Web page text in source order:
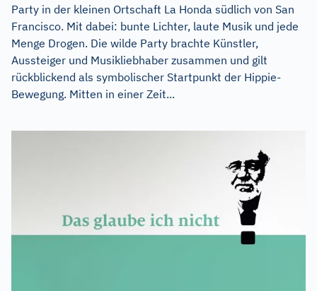
Party in der kleinen Ortschaft La Honda südlich von San
Francisco. Mit dabei: bunte Lichter, laute Musik und jede
Menge Drogen. Die wilde Party brachte Künstler,
Aussteiger und Musikliebhaber zusammen und gilt
rückblickend als symbolischer Startpunkt der Hippie-
Bewegung. Mitten in einer Zeit...